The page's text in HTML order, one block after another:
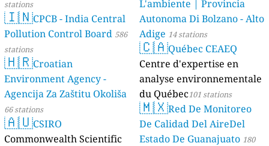
stations
🇮🇳CPCB - India Central
Pollution Control Board 586
stations
🇭🇷Croatian
Environment Agency -
Agencija Za Zaštitu Okoliša
66 stations
🇦🇺CSIRO
Commonwealth Scientific
L'ambiente | Provincia
Autonoma Di Bolzano - Alto
Adige 14 stations
🇨🇦Québec CEAEQ
Centre d'expertise en
analyse environnementale
du Québec101 stations
🇲🇽Red De Monitoreo
De Calidad Del AireDel
Estado De Guanajuato 180